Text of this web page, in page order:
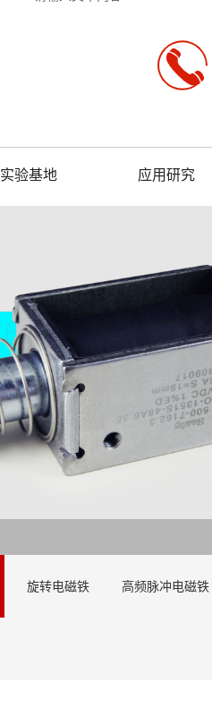
实验基地 应用研究
旋转电磁铁 高频脉冲电磁铁